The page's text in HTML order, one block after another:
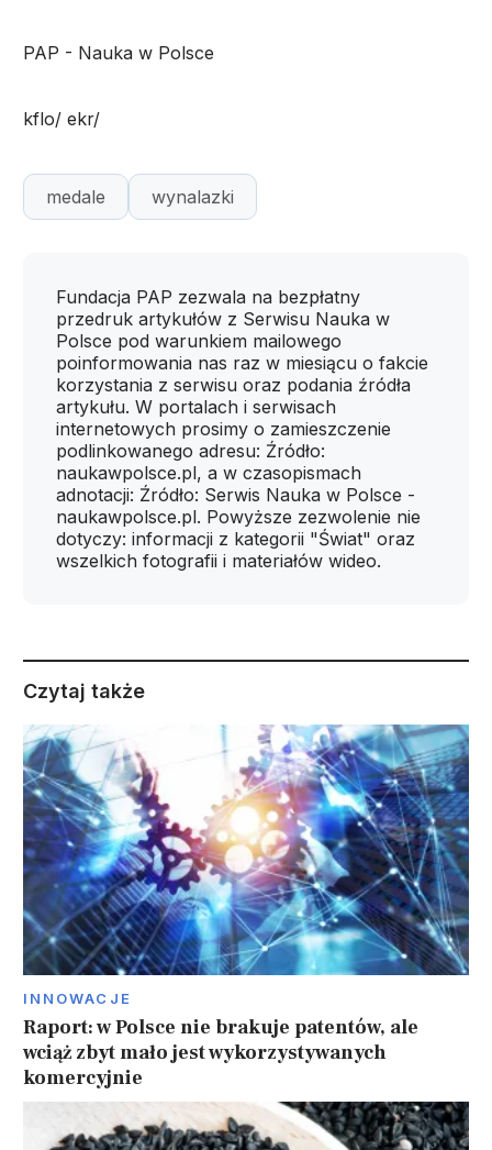
PAP - Nauka w Polsce
kflo/ ekr/
medale wynalazki
Fundacja PAP zezwala na bezpłatny
przedruk artykułów z Serwisu Nauka w
Polsce pod warunkiem mailowego
poinformowania nas raz w miesiącu o fakcie
korzystania z serwisu oraz podania źródła
artykułu. W portalach i serwisach
internetowych prosimy o zamieszczenie
podlinkowanego adresu: Źródło:
naukawpolsce.pl, a w czasopismach
adnotacji: Źródło: Serwis Nauka w Polsce -
naukawpolsce.pl. Powyższe zezwolenie nie
dotyczy: informacji z kategorii "Świat" oraz
wszelkich fotografii i materiałów wideo.
Czytaj także
INNOWACJE
Raport: w Polsce nie brakuje patentów, ale
wciąż zbyt mało jest wykorzystywanych
komercyjnie